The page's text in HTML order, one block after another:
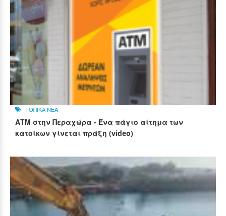
ΤΟΠΙΚΑ ΝΕΑ
ΑΤΜ στην Περαχώρα - Ένα πάγιο αίτημα των
κατοίκων γίνεται πράξη (video)